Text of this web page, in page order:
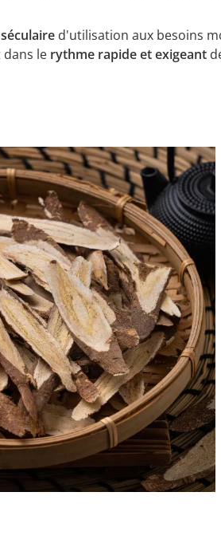
d'utilisation aux besoins
le rythme rapide et exigeant